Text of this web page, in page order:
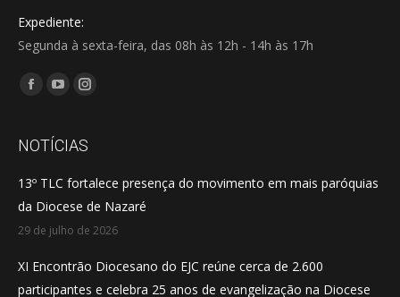
Expediente:
Segunda à sexta-feira, das 08h às 12h - 14h às 17h
Encontre-nos em:
Facebook
opens
new
window
YouTube
opens
new
window
Instagram
opens
new
window
NOTÍCIAS
13º TLC fortalece presença do movimento em mais paróquias
da Diocese de Nazaré
29 de julho de 2026
XI Encontrão Diocesano do EJC reúne cerca de 2.600
participantes e celebra 25 anos de evangelização na Diocese